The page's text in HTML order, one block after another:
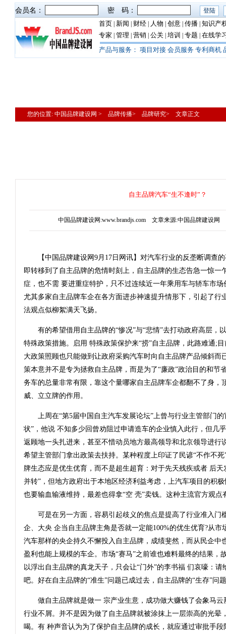
会员名：
密 码：
首页 新闻 财经 人物 创意 传播 知识产
专家 管理 营销 公关 培训 专题 在线学
产品与服务： 项目对接 会员服务 专利商机
您的位置: 中国品牌建设网 > 品牌传播> 品牌研究> 文章正文
自主品牌汽车“生不逢时”？
中国品牌建设网:www.brandjs.com 文章来源:中国品牌建设网
【中国品牌建设网9月17日网讯】对汽车行业的反垄断调查的
即转移到了自主品牌的危情时刻上，自主品牌的生态告急一惊一
症，也不需 要进重症特护，只不过连续近一年乘用车与轿车市
尤其多家自主品牌车企在各方面进步神速提升情形下，引起了行
法观点似柳絮满天飞扬。
有的希望借用自主品牌的“惨况”与“悲情”去打动政府高层，
特殊政策措施。启用 特殊政策保护来“捞”自主品牌，此路难通;
大政策照顾也只能做到让政府采购汽车时向自主品牌产品倾斜而
策本意并不是专为拯救自主品牌，而是为了“廉政”政治目的和节
务车的总量非常有限，靠这个量哪家自主品牌车企都翻不了身，
威、立立牌的作用。
上周在“第5届中国自主汽车发展论坛”上曾与行业主管部门的
状”，他说 不知多少回曾劝阻过申请造车的企业慎入此行，但几
返顾地一头扎进来，甚至不惜动员地方最高领导和北京领导进行
希望主管部门拿出政策去扶持。某种程度上印证了民谚“不作不
牌生态应是优生优育，而不是超生超育：对于先天残疾或者 后
并转”，但地方政府出于本地区经济利益考虑，上汽车项目的积
也要输血输液维持，最差也得拿“空 壳”卖钱。这种主流官方观点
可是在另一方面，容易引起歧义的焦点是提高了行业准入门
企、大央 企当自主品牌主角是否就一定能100%的优生优育?从市
汽车那样的央企持久不懈投入自主品牌，成绩斐然，而从民企中
盈利也能上规模的车企。市场“赛马”之前谁也难料最终的结果，
以浮出自主品牌的真龙天子，只会让“门外”的李书福 们哀嚎：请
吧。好在自主品牌的“准生”问题已成过去，自主品牌的“生存”问
做自主品牌就是做一 宗产业生意，成功做大赚钱了会象马云
行业不屑。并不是因为做了自主品牌就被涂抹上一层崇高的光晕
喝。有 种声音认为为了保护自主品牌的成长，就应通过审批手